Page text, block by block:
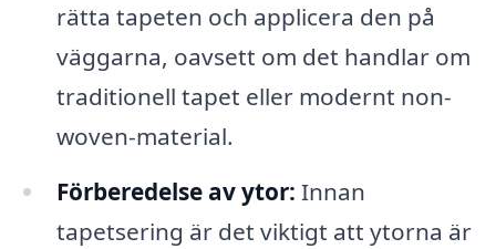
rätta tapeten och applicera den på
väggarna, oavsett om det handlar om
traditionell tapet eller modernt non-
woven-material.
Förberedelse av ytor: Innan
tapetsering är det viktigt att ytorna är